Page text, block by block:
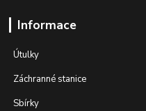
Informace
Útulky
Záchranné stanice
Sbírky